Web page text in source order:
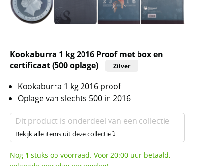
Kookaburra 1 kg 2016 Proof met box en
certificaat (500 oplage)
Zilver
Kookaburra 1 kg 2016 proof
Oplage van slechts 500 in 2016
Dit product is onderdeel van een collectie
Bekijk alle items uit deze collectie ⤵
Nog 1 stuks op voorraad. Voor 20:00 uur betaald,